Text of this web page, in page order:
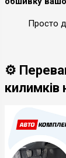
Просто
⚙️
килимків